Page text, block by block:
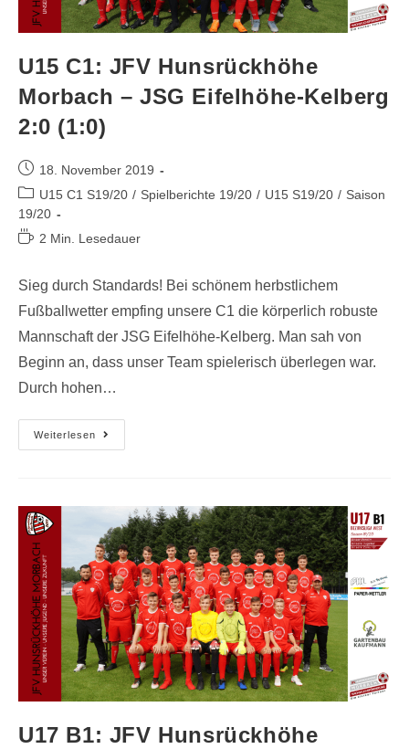
U15 C1: JFV Hunsrückhöhe
Morbach – JSG Eifelhöhe-Kelberg
2:0 (1:0)
18. November 2019
U15 C1 S19/20 / Spielberichte 19/20 / U15 S19/20 / Saison
19/20
2 Min. Lesedauer
Sieg durch Standards! Bei schönem herbstlichem
Fußballwetter empfing unsere C1 die körperlich robuste
Mannschaft der JSG Eifelhöhe-Kelberg. Man sah von
Beginn an, dass unser Team spielerisch überlegen war.
Durch hohen…
Weiterlesen
U17 B1: JFV Hunsrückhöhe